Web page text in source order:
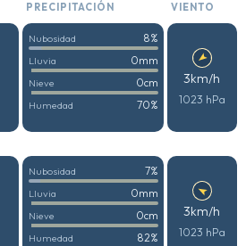
PRECIPITACIÓN VIENTO
Nubosidad 8%
Lluvia 0mm
Nieve 0cm
Humedad 70%
3km/h
1023 hPa
Nubosidad 7%
Lluvia 0mm
Nieve 0cm
Humedad 82%
3km/h
1023 hPa